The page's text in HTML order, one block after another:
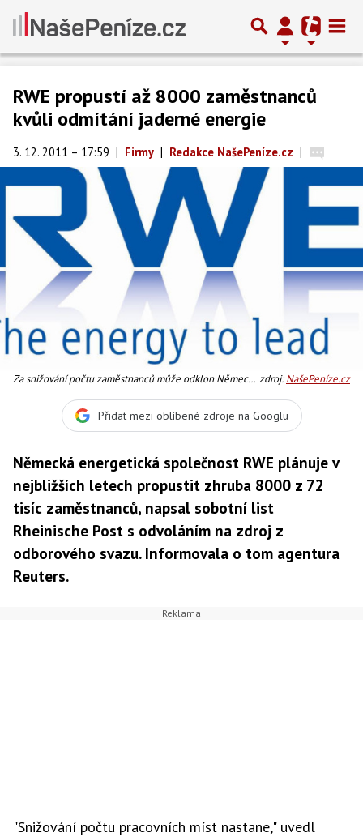
RWE propustí až 8000 zaměstnanců
kvůli odmítání jaderné energie
3. 12. 2011 – 17:59 | Firmy | Redakce NašePeníze.cz |
Za snižování počtu zaměstnanců může odklon Německa zdroj:NašePeníze.cz
Přidat mezi oblíbené zdroje na Googlu
Německá energetická společnost RWE plánuje v
nejbližších letech propustit zhruba 8000 z 72
tisíc zaměstnanců, napsal sobotní list
Rheinische Post s odvoláním na zdroj z
odborového svazu. Informovala o tom agentura
Reuters.
"Snižování počtu pracovních míst nastane," uvedl